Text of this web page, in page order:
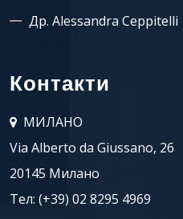
Др. Alessandra Ceppitelli
Контакти
МИЛАНО
Via Alberto da Giussano, 26
20145 Милано
Тел: (+39) 02 8295 4969